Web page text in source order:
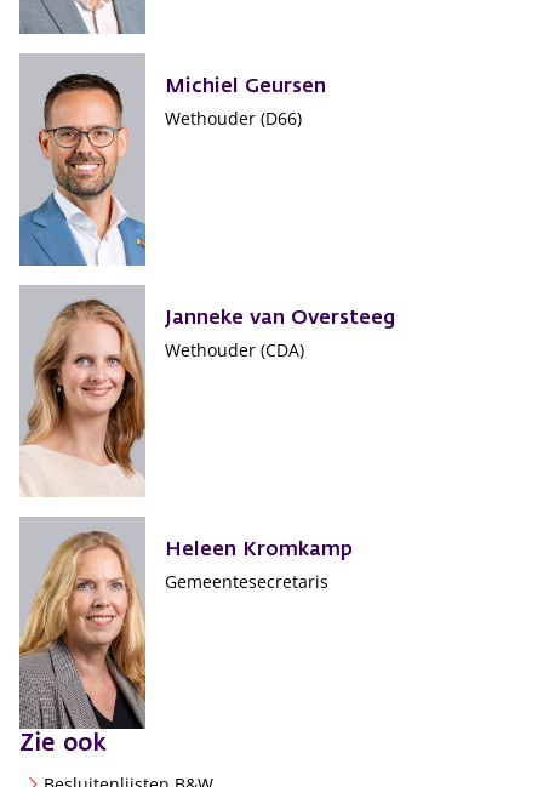
Michiel Geursen
Wethouder (D66)
Janneke van Oversteeg
Wethouder (CDA)
Heleen Kromkamp
Gemeentesecretaris
Zie ook